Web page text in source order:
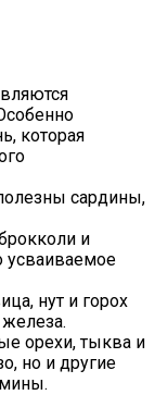
которая
сардины,
и
усваиваемое
нут и горох
орехи, тыква и
но и другие